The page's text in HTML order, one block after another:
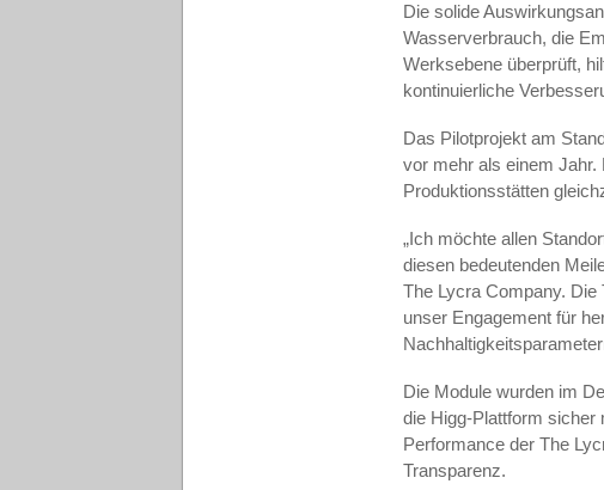
Die solide
Wasserverbrauch, die
Werksebene überprüft,
kontinuierliche
Das Pilotprojekt am
vor mehr als einem Jahr.
Produktionsstätten
„Ich möchte allen
diesen bedeutenden
The Lycra Company.
unser Engagement für
Die Module wurden im
die Higg-Plattform sicher
Performance der The
Transparenz.